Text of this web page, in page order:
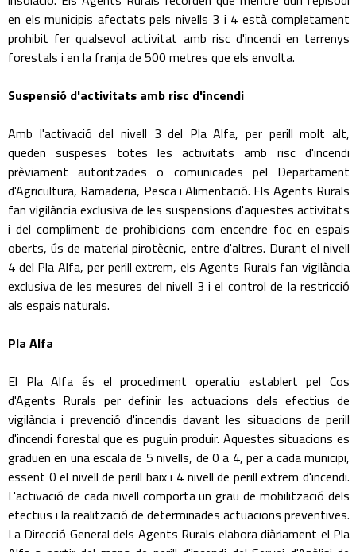
en els municipis afectats pels nivells 3 i 4 està completament
prohibit fer qualsevol activitat amb risc d'incendi en terrenys
forestals i en la franja de 500 metres que els envolta.
Suspensió d'activitats amb risc d'incendi
Amb l'activació del nivell 3 del Pla Alfa, per perill molt alt,
queden suspeses totes les activitats amb risc d'incendi
prèviament autoritzades o comunicades pel Departament
d'Agricultura, Ramaderia, Pesca i Alimentació. Els Agents Rurals
fan vigilància exclusiva de les suspensions d'aquestes activitats
i del compliment de prohibicions com encendre foc en espais
oberts, ús de material pirotècnic, entre d'altres. Durant el nivell
4 del Pla Alfa, per perill extrem, els Agents Rurals fan vigilància
exclusiva de les mesures del nivell 3 i el control de la restricció
als espais naturals.
Pla Alfa
El Pla Alfa és el procediment operatiu establert pel Cos
d'Agents Rurals per definir les actuacions dels efectius de
vigilància i prevenció d'incendis davant les situacions de perill
d'incendi forestal que es puguin produir. Aquestes situacions es
graduen en una escala de 5 nivells, de 0 a 4, per a cada municipi,
essent 0 el nivell de perill baix i 4 nivell de perill extrem d'incendi.
L'activació de cada nivell comporta un grau de mobilització dels
efectius i la realització de determinades actuacions preventives.
La Direcció General dels Agents Rurals elabora diàriament el Pla